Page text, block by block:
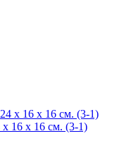
16 х 16 см. (3-1)